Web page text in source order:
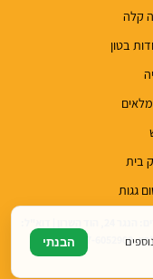
קלה
בטון
בית
גגות
הבנתי